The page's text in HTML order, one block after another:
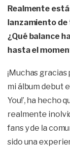
Realmente
lanzamiento de
¿Qué balance
hasta el
¡Muchas
mi álbum debut
You!’, ha hecho
realmente
fans y de la
sido una